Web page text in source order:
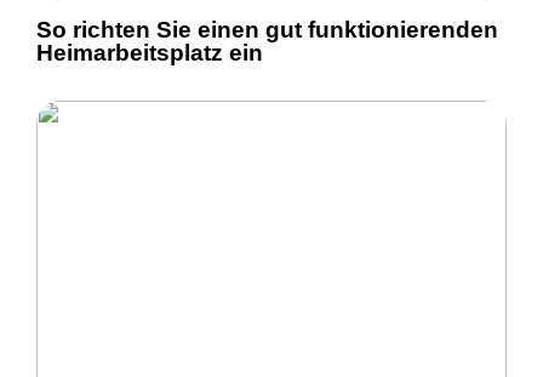
So richten Sie einen gut funktionierenden
Heimarbeitsplatz ein